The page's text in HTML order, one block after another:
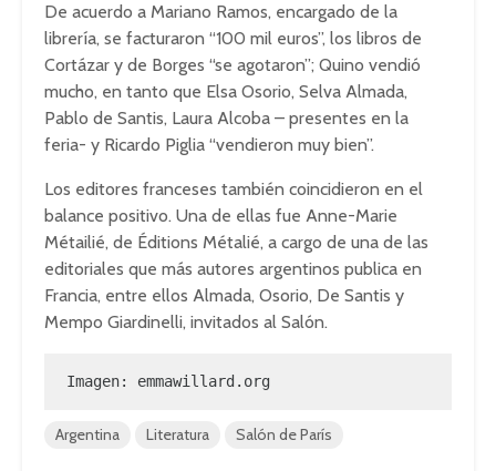
De acuerdo a Mariano Ramos, encargado de la
librería, se facturaron “100 mil euros”, los libros de
Cortázar y de Borges “se agotaron”; Quino vendió
mucho, en tanto que Elsa Osorio, Selva Almada,
Pablo de Santis, Laura Alcoba – presentes en la
feria- y Ricardo Piglia “vendieron muy bien”.
Los editores franceses también coincidieron en el
balance positivo. Una de ellas fue Anne-Marie
Métailié, de Éditions Métalié, a cargo de una de las
editoriales que más autores argentinos publica en
Francia, entre ellos Almada, Osorio, De Santis y
Mempo Giardinelli, invitados al Salón.
Imagen: emmawillard.org
Argentina Literatura Salón de París